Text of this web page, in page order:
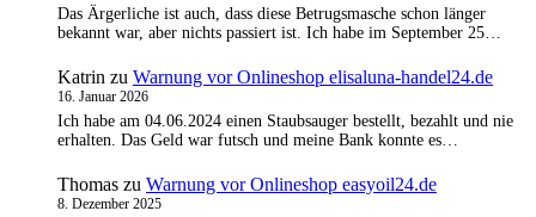
Das Ärgerliche ist auch, dass diese Betrugsmasche schon länger
bekannt war, aber nichts passiert ist. Ich habe im September 25…
Katrin zu Warnung vor Onlineshop elisaluna-handel24.de
16. Januar 2026
Ich habe am 04.06.2024 einen Staubsauger bestellt, bezahlt und nie
erhalten. Das Geld war futsch und meine Bank konnte es…
Thomas zu Warnung vor Onlineshop easyoil24.de
8. Dezember 2025